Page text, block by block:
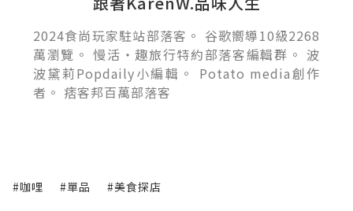
2024食尚玩家駐站部落客。 谷歌嚮導10級2268
萬瀏覽。 慢活‧趣旅行特約部落客編輯群。 波
波黛莉Popdaily小編輯。 Potato media創作
者。 痞客邦百萬部落客
#咖哩 #單品 #美食探店